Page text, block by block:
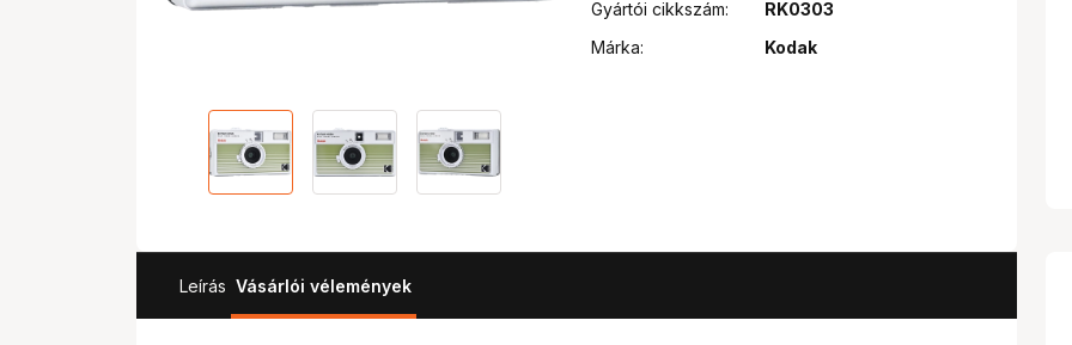
Gyártói cikkszám:
RK0303
Márka:
Kodak
Leírás Vásárlói vélemények